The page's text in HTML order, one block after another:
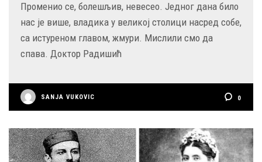
Променио се, болешљив, невесео. Једног дана било
нас је више, владика у великој столици насред собе,
са истуреном главом, жмури. Мислили смо да
спава. Доктор Радишић
SANJA VUKOVIC 0